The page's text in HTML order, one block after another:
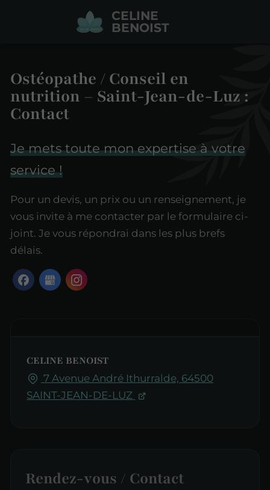
CELINE
BENOIST
Ostéopathe / Conseil en
nutrition – Saint-Jean-de-Luz :
Contact
Je mets toute mon expertise à votre
service !
Pour un devis, un prix ou un renseignement, je
vous invite à me contacter par le formulaire ci-
joint. Je vous répondrai dans les plus brefs
délais.
CELINE BENOIST
7 Avenue André Ithurralde, 64500
SAINT-JEAN-DE-LUZ
Rendez-vous / Contact